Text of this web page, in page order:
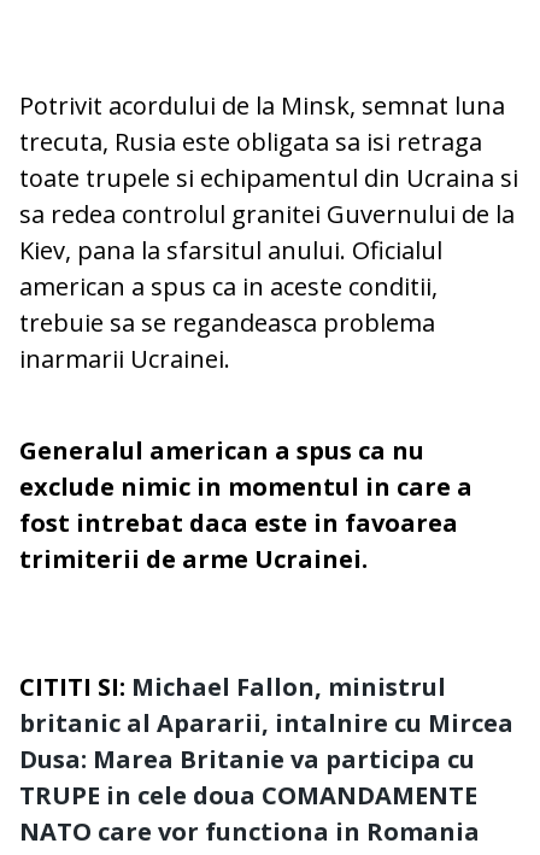
Potrivit acordului de la Minsk, semnat luna
trecuta, Rusia este obligata sa isi retraga
toate trupele si echipamentul din Ucraina si
sa redea controlul granitei Guvernului de la
Kiev, pana la sfarsitul anului. Oficialul
american a spus ca in aceste conditii,
trebuie sa se regandeasca problema
inarmarii Ucrainei.
Generalul american a spus ca nu
exclude nimic in momentul in care a
fost intrebat daca este in favoarea
trimiterii de arme Ucrainei.
CITITI SI: Michael Fallon, ministrul
britanic al Apararii, intalnire cu Mircea
Dusa: Marea Britanie va participa cu
TRUPE in cele doua COMANDAMENTE
NATO care vor functiona in Romania